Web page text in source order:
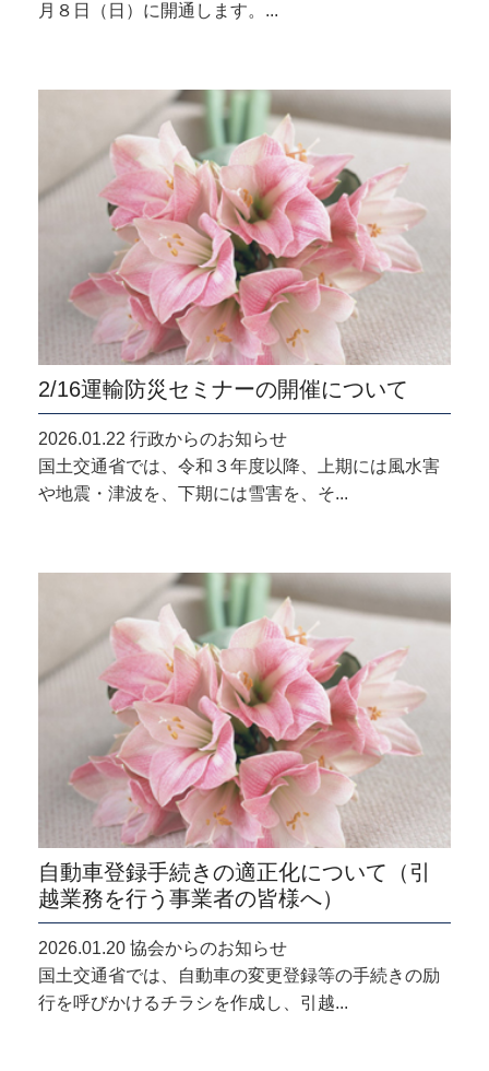
月８日（日）に開通します。...
2/16運輸防災セミナーの開催について
2026.01.22 行政からのお知らせ
国土交通省では、令和３年度以降、上期には風水害
や地震・津波を、下期には雪害を、そ...
自動車登録手続きの適正化について（引
越業務を行う事業者の皆様へ）
2026.01.20 協会からのお知らせ
国土交通省では、自動車の変更登録等の手続きの励
行を呼びかけるチラシを作成し、引越...